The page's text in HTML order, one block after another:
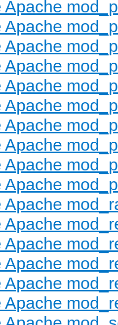
Apache
Apache
Apache
Apache
Apache
Apache
Apache
Apache
Apache
Apache
Apache
Apache
Apache
Apache
Apache
Apache